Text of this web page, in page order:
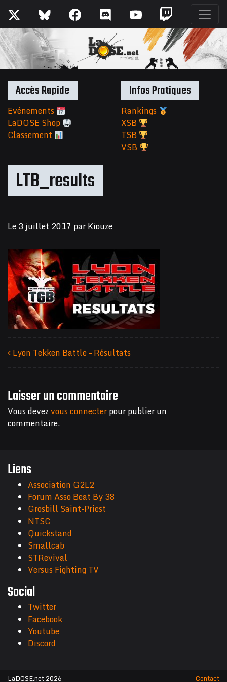
LTB_results
Le3 juillet 2017 parKiouze
Lyon Tekken Battle – Résultats
Laisser un commentaire
Vous devezvous connecterpour publier un
commentaire.
Accès Rapide
Evénements
LaDOSE Shop
Classement
Infos Pratiques
Rankings
XSB
TSB
VSB
Liens
Association G2L2
Forum Asso Beat By 38
Grosbill Saint-Priest
NTSC
Quickstand
Smallcab
STRevival
Versus Fighting TV
Social
Twitter
Facebook
Youtube
Discord
LaDOSE.net 2026 Contact